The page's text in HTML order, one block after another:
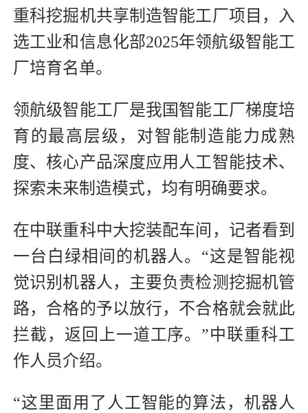
重科挖掘机共享制造智能工厂项目，入
选工业和信息化部2025年领航级智能工
厂培育名单。
领航级智能工厂是我国智能工厂梯度培
育的最高层级，对智能制造能力成熟
度、核心产品深度应用人工智能技术、
探索未来制造模式，均有明确要求。
在中联重科中大挖装配车间，记者看到
一台白绿相间的机器人。“这是智能视
觉识别机器人，主要负责检测挖掘机管
路，合格的予以放行，不合格就会就此
拦截，返回上一道工序。”中联重科工
作人员介绍。
“这里面用了人工智能的算法，机器人